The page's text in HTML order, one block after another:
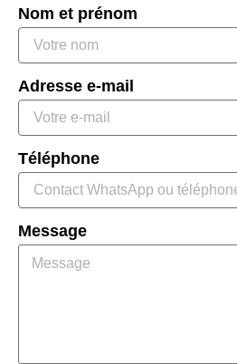
Nom et prénom
Adresse e-mail
Téléphone
Message